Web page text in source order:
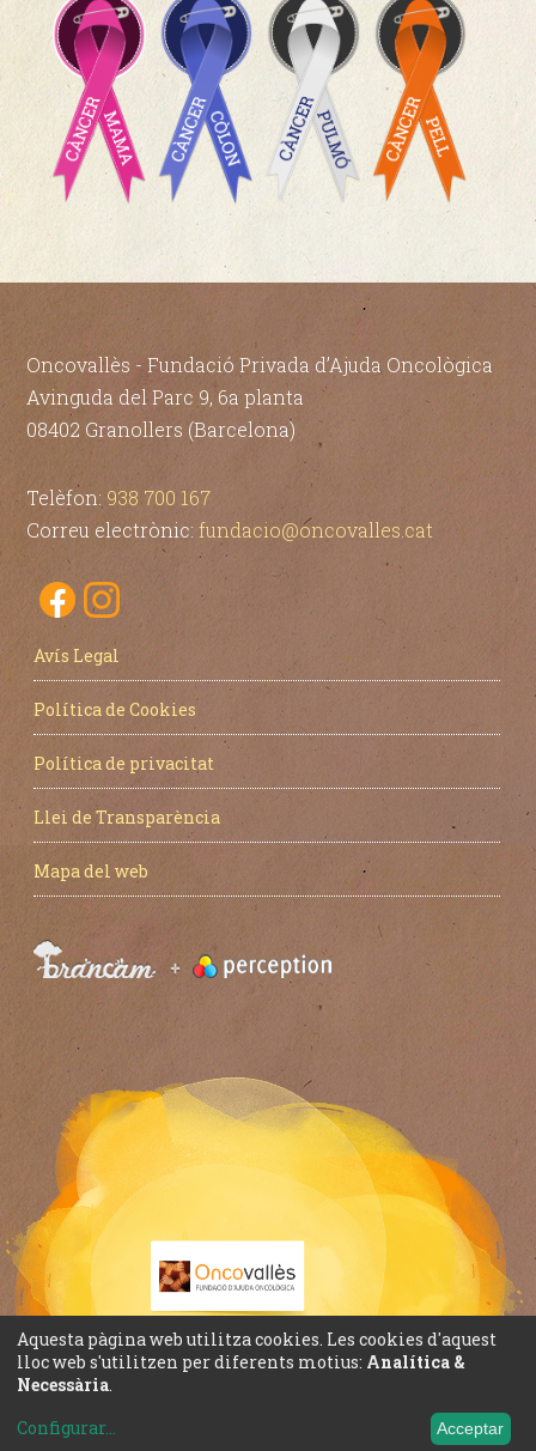
Oncovallès - Fundació Privada d’Ajuda Oncològica
Avinguda del Parc 9, 6a planta
08402 Granollers (Barcelona)
Telèfon: 938 700 167
Correu electrònic:fundacio@oncovalles.cat
Avís Legal
Política de Cookies
Política de privacitat
Llei de Transparència
Mapa del web
Aquesta pàgina web utilitza cookies. Les cookies d'aquest
lloc web s'utilitzen per diferents motius: Analítica &
Necessària.
Configurar... Acceptar